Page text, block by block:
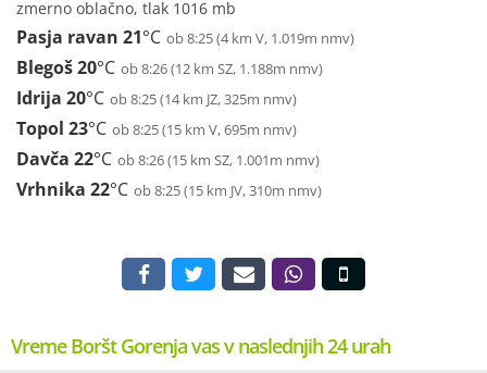
zmerno oblačno, tlak 1016 mb
Pasja ravan 21°C ob 8:25 (4 km V, 1.019m nmv)
Blegoš20°C ob 8:26 (12 km SZ, 1.188m nmv)
Idrija 20°C ob 8:25 (14 km JZ, 325m nmv)
Topol 23°C ob 8:25 (15 km V, 695m nmv)
Davča 22°C ob 8:26 (15 km SZ, 1.001m nmv)
Vrhnika 22°C ob 8:25 (15 km JV, 310m nmv)
Vreme Boršt Gorenja vas v naslednjih 24 urah